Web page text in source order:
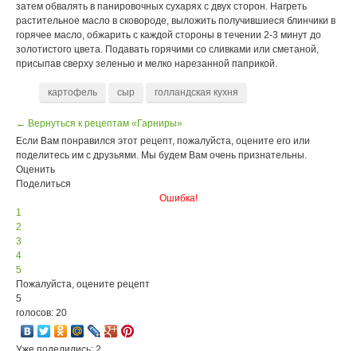
затем обвалять в панировочных сухарях с двух сторон. Нагреть
растительное масло в сковороде, выложить получившиеся блинчики в
горячее масло, обжарить с каждой стороны в течении 2-3 минут до
золотистого цвета. Подавать горячими со сливками или сметаной,
присыпав сверху зеленью и мелко нарезанной паприкой.
картофель сыр голландская кухня
← Вернуться к рецептам «Гарниры»
Если Вам понравился этот рецепт, пожалуйста, оцените его или
поделитесь им с друзьями. Мы будем Вам очень признательны.
Оценить
Поделиться
Ошибка!
1
2
3
4
5
Пожалуйста, оцените рецепт
5
голосов: 20